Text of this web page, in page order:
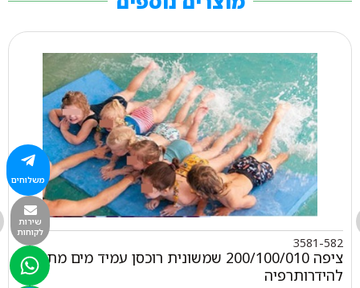
3581-582
ציפה 200/100/010 שמשונית רוכסן עמיד מים מתאים
להידרותרפיה
משלוחים
שירות
לקוחות